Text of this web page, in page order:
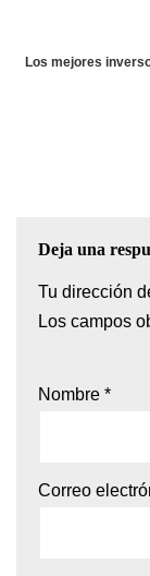
Los mejores
Deja una
Tu dirección
Los campos
Nombre *
Correo